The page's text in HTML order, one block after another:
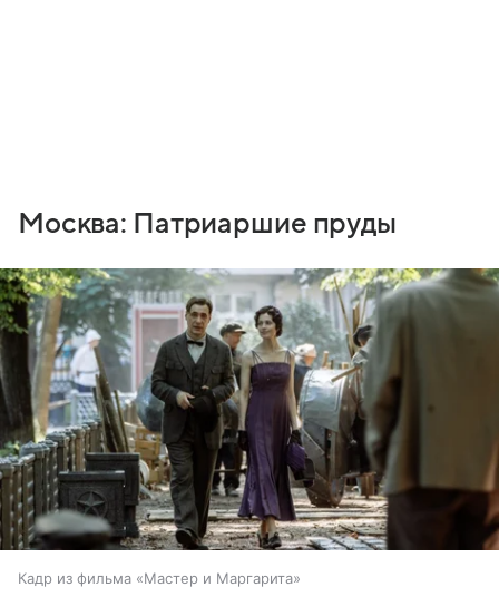
Москва: Патриаршие пруды
Кадр из фильма «Мастер и Маргарита»